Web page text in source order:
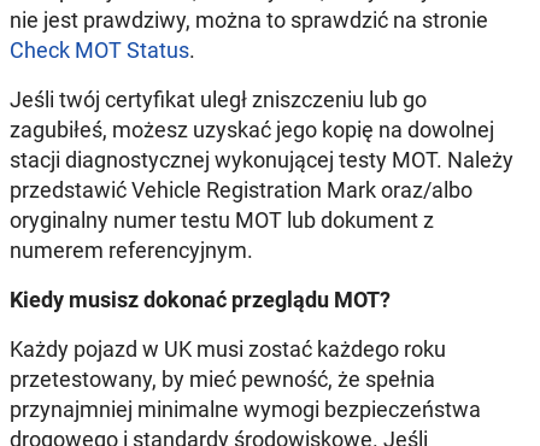
nie jest prawdziwy, można to sprawdzić na stronie
Check MOT Status.
Jeśli twój certyfikat uległ zniszczeniu lub go
zagubiłeś, możesz uzyskać jego kopię na dowolnej
stacji diagnostycznej wykonującej testy MOT. Należy
przedstawić Vehicle Registration Mark oraz/albo
oryginalny numer testu MOT lub dokument z
numerem referencyjnym.
Kiedy musisz dokonać przeglądu MOT?
Każdy pojazd w UK musi zostać każdego roku
przetestowany, by mieć pewność, że spełnia
przynajmniej minimalne wymogi bezpieczeństwa
drogowego i standardy środowiskowe. Jeśli